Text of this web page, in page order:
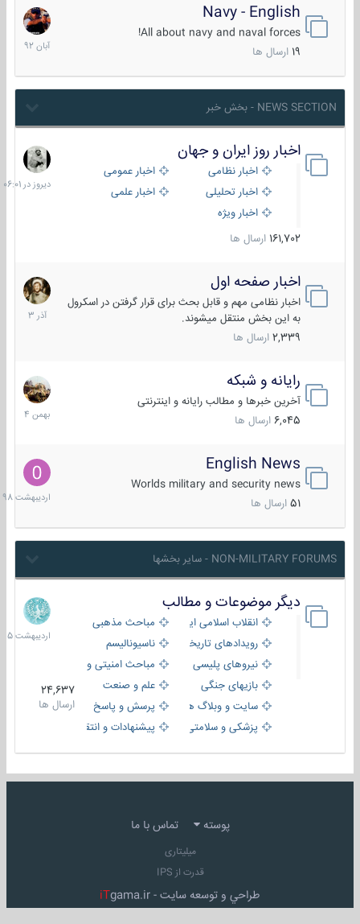
Navy - English
All about navy and naval forces!
ارسال ها
22
آبان
1392
NEWS SECTION - بخش خبر
اخبار روز ایران و جهان
اخبار نظامی
اخبار عمومی
اخبار تحلیلی
اخبار علمی
اخبار ویژه
161,702 ارسال ها
دیروز
در
06:01
اخبار صفحه اول
اخبار نظامی مهم و قابل بحث برای قرار گرفتن در اسکرول
به این بخش منتقل میشوند.
2,339 ارسال ها
7
آذر
1403
رایانه و شبکه
آخرین خبرها و مطالب رایانه و اینترنتی
6,045 ارسال ها
30
بهمن
1404
English News
Worlds military and security news
51 ارسال ها
10
1398
NON-MILITARY FORUMS - سایر بخشها
دیگر موضوعات و مطالب
انقلاب اسلامی ایران
مباحث مذهبی
رویدادهای تاریخی و مذهبیناسیونالیسم
نیروهای پلیسی
مباحث امنیتی و اطلاعاتی
بازیهای جنگی
علم و صنعت
سایت و وبلاگ ها
پرسش و پاسخ
پزشکی و سلامتی
پیشنهادات و انتقادات
24,637
ارسال ها
8
1405
پوسته تماس با ما
میلیتاری
قدرت از IPS
طراحي و توسعه سايت - iTgama.ir